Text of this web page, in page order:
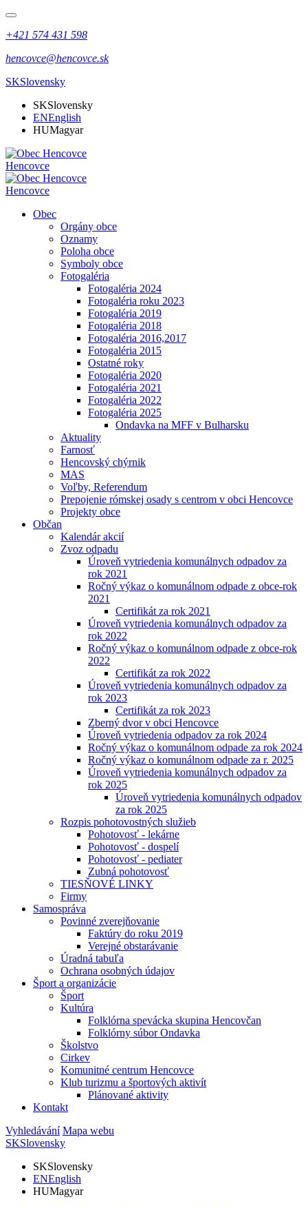
+421 574 431 598
hencovce@hencovce.sk
SKSlovensky
SKSlovensky
ENEnglish
HUMagyar
Hencovce
Hencovce
Obec
Orgány obce
Oznamy
Poloha obce
Symboly obce
Fotogaléria
Fotogaléria 2024
Fotogaléria roku 2023
Fotogaléria 2019
Fotogaléria 2018
Fotogaléria 2016,2017
Fotogaléria 2015
Ostatné roky
Fotogaléria 2020
Fotogaléria 2021
Fotogaléria 2022
Fotogaléria 2025
Ondavka na MFF v Bulharsku
Aktuality
Farnosť
Hencovský chýrnik
MAS
Voľby, Referendum
Prepojenie rómskej osady s centrom v obci Hencovce
Projekty obce
Občan
Kalendár akcií
Zvoz odpadu
Úroveň vytriedenia komunálnych odpadov za
rok 2021
Ročný výkaz o komunálnom odpade z obce-rok
2021
Certifikát za rok 2021
Úroveň vytriedenia komunálnych odpadov za
rok 2022
Ročný výkaz o komunálnom odpade z obce-rok
2022
Certifikát za rok 2022
Úroveň vytriedenia komunálnych odpadov za
rok 2023
Certifikát za rok 2023
Zberný dvor v obci Hencovce
Úroveň vytriedenia odpadov za rok 2024
Ročný výkaz o komunálnom odpade za rok 2024
Ročný výkaz o komunálnom odpade za r. 2025
Úroveň vytriedenia komunálnych odpadov za
rok 2025
Úroveň vytriedenia komunálnych odpadov
za rok 2025
Rozpis pohotovostných služieb
Pohotovosť - lekárne
Pohotovosť - dospelí
Pohotovosť - pediater
Zubná pohotovosť
TIESŇOVÉ LINKY
Firmy
Samospráva
Povinné zverejňovanie
Faktúry do roku 2019
Verejné obstarávanie
Úradná tabuľa
Ochrana osobných údajov
Šport a organizácie
Šport
Kultúra
Folklórna spevácka skupina Hencovčan
Folklórny súbor Ondavka
Školstvo
Cirkev
Komunitné centrum Hencovce
Klub turizmu a športových aktivít
Plánované aktivity
Kontakt
Vyhledávání Mapa webu
SKSlovensky
SKSlovensky
ENEnglish
HUMagyar